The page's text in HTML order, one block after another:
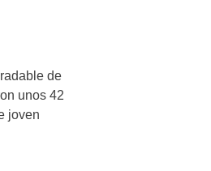
de
unos 42
joven